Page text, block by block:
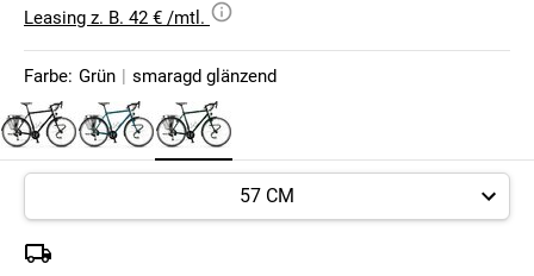
Leasing z. B. 42 € /mtl.
Farbe: Grün | smaragd glänzend